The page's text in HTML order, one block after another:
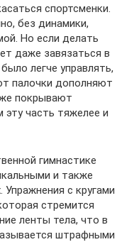
спортсменки.
без динамики,
Но если делать
даже завязаться в
легче управлять,
палочки дополняют
покрывают
часть тяжелее и
гимнастике
и также
с кругами
стремится
ленты тела, что в
штрафными